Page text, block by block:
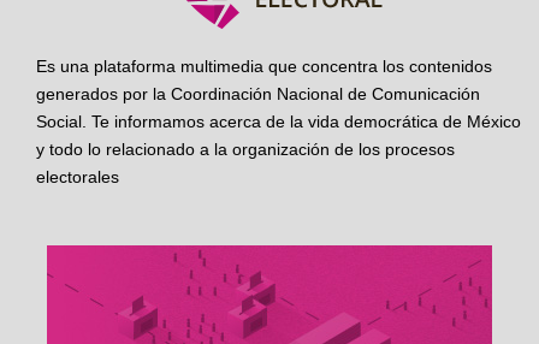
Es una plataforma multimedia que concentra los contenidos
generados por la Coordinación Nacional de Comunicación
Social. Te informamos acerca de la vida democrática de México
y todo lo relacionado a la organización de los procesos
electorales